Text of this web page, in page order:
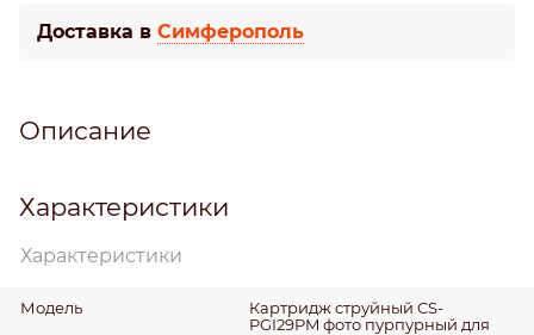
Доставка в Симферополь
Описание
Характеристики
Характеристики
Модель
Картридж струйный CS-
PGI29PM фото пурпурный для